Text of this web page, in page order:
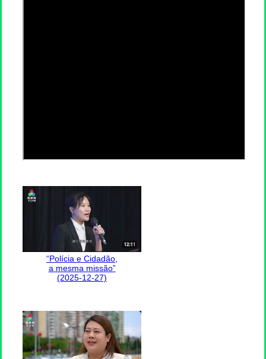
“Polícia e Cidadão,
a mesma missão”
(2025-12-27)